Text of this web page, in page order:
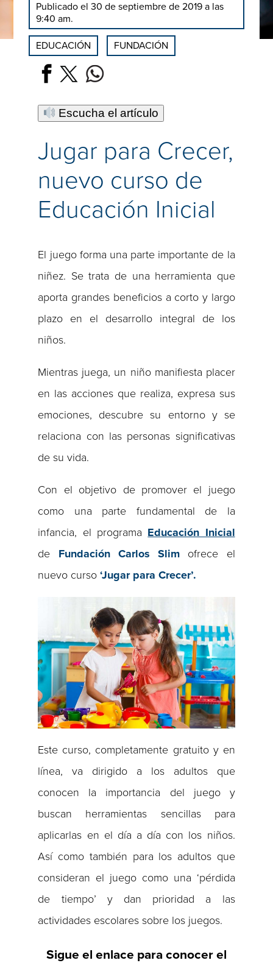
Publicado el 30 de septiembre de 2019 a las
9:40 am.
EDUCACIÓN FUNDACIÓN
Escucha el artículo
Jugar para Crecer,
nuevo curso de
Educación Inicial
El juego forma una parte importante de la
niñez. Se trata de una herramienta que
aporta grandes beneficios a corto y largo
plazo en el desarrollo integral de los
niños.
Mientras juega, un niño manifiesta placer
en las acciones que realiza, expresa sus
emociones, descubre su entorno y se
relaciona con las personas significativas
de su vida.
Con el objetivo de promover el juego
como una parte fundamental de la
infancia, el programa Educación Inicial
de Fundación Carlos Slim ofrece el
nuevo curso‘Jugar para Crecer’.
Este curso, completamente gratuito y en
línea, va dirigido a los adultos que
conocen la importancia del juego y
buscan herramientas sencillas para
aplicarlas en el día a día con los niños.
Así como también para los adultos que
consideran el juego como una ‘pérdida
de tiempo’ y dan prioridad a las
actividades escolares sobre los juegos.
Sigue el enlace para conocer el